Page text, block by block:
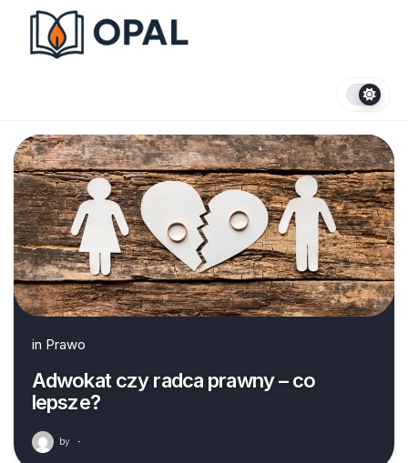
content
in Prawo
Adwokat czy radca prawny – co
lepsze?
by ·